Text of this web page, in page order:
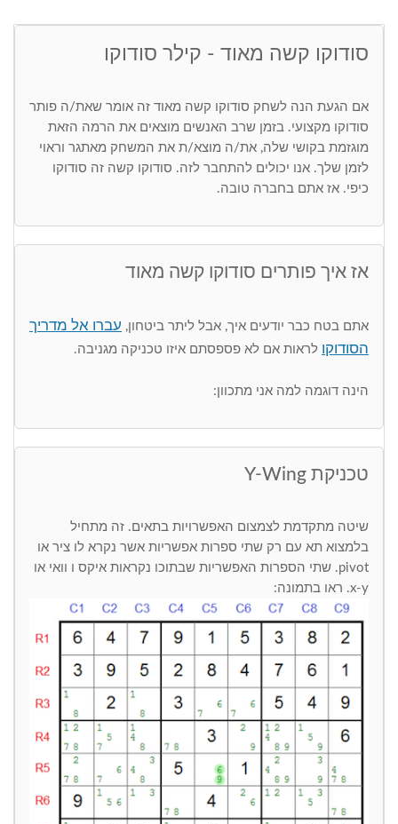
סודוקו קשה מאוד - קילר סודוקו
אם הגעת הנה לשחק סודוקו קשה מאוד זה אומר שאת/ה פותר
סודוקו מקצועי. בזמן שרב האנשים מוצאים את הרמה הזאת
מוגזמת בקושי שלה, את/ה מוצא/ת את המשחק מאתגר וראוי
לזמן שלך. אנו יכולים להתחבר לזה. סודוקו קשה זה סודוקו
כיפי. אז אתם בחברה טובה.
אז איך פותרים סודוקו קשה מאוד
אתם בטח כבר יודעים איך, אבל ליתר ביטחון, עברו אל מדריך
הסודוקו לראות אם לא פספסתם איזו טכניקה מגניבה.
הינה דוגמה למה אני מתכוון:
טכניקת Y-Wing
שיטה מתקדמת לצמצום האפשרויות בתאים. זה מתחיל
בלמצוא תא עם רק שתי ספרות אפשריות אשר נקרא לו ציר או
pivot. שתי הספרות האפשריות שבתוכו נקראות איקס ו וואי או
x-y. ראו בתמונה: